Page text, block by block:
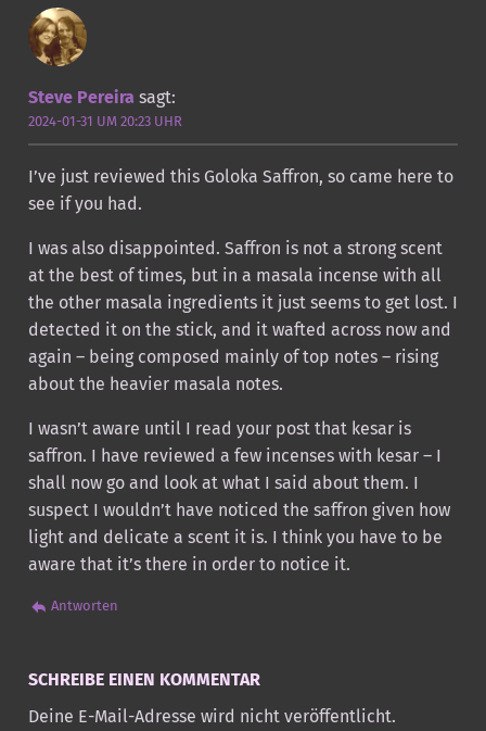
Steve Pereira sagt:
2024-01-31 UM 20:23 UHR
I’ve just reviewed this Goloka Saffron, so came here to
see if you had.
I was also disappointed. Saffron is not a strong scent
at the best of times, but in a masala incense with all
the other masala ingredients it just seems to get lost. I
detected it on the stick, and it wafted across now and
again – being composed mainly of top notes – rising
about the heavier masala notes.
I wasn’t aware until I read your post that kesar is
saffron. I have reviewed a few incenses with kesar – I
shall now go and look at what I said about them. I
suspect I wouldn’t have noticed the saffron given how
light and delicate a scent it is. I think you have to be
aware that it’s there in order to notice it.
Antworten
SCHREIBE EINEN KOMMENTAR
Deine E-Mail-Adresse wird nicht veröffentlicht.